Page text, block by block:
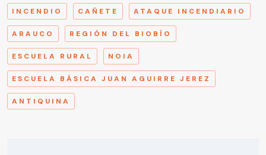
INCENDIO CAÑETE ATAQUE INCENDIARIO
ARAUCO REGIÓN DEL BIOBÍO
ESCUELA RURAL NOIA
ESCUELA BÁSICA JUAN AGUIRRE JEREZ
ANTIQUINA